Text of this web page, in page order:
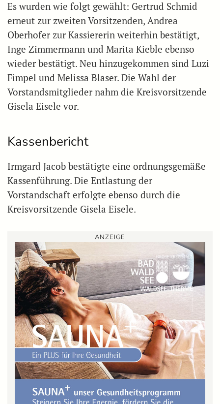
Es wurden wie folgt gewählt: Gertrud Schmid
erneut zur zweiten Vorsitzenden, Andrea
Oberhofer zur Kassiererin weiterhin bestätigt,
Inge Zimmermann und Marita Kieble ebenso
wieder bestätigt. Neu hinzugekommen sind Luzi
Fimpel und Melissa Blaser. Die Wahl der
Vorstandsmitglieder nahm die Kreisvorsitzende
Gisela Eisele vor.
Kassenbericht
Irmgard Jacob bestätigte eine ordnungsgemäße
Kassenführung. Die Entlastung der
Vorstandschaft erfolgte ebenso durch die
Kreisvorsitzende Gisela Eisele.
ANZEIGE